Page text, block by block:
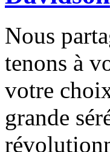
Nous
tenons à
votre
grande